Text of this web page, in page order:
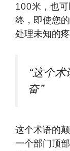
100米，也
终，即使您
处理未知的疼
“这个
奋”
这个术语的
一个部门顶